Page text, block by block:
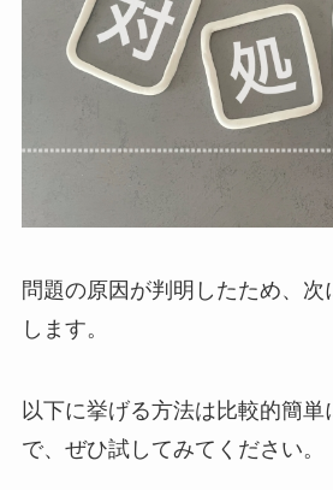
問題の原因が判明したため、次
します。
以下に挙げる方法は比較的簡
で、ぜひ試してみてください。